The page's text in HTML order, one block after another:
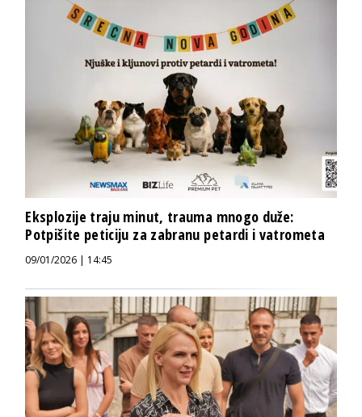
Eksplozije traju minut, trauma mnogo duže:
Potpišite peticiju za zabranu petardi i vatrometa
09/01/2026 | 14:45